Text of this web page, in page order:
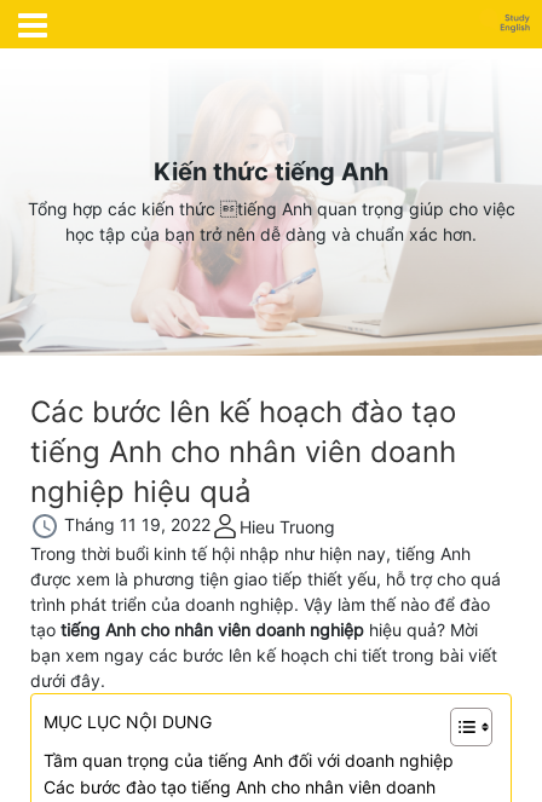
Kiến thức tiếng Anh
Tổng hợp các kiến thức tiếng Anh quan trọng giúp cho việc
học tập của bạn trở nên dễ dàng và chuẩn xác hơn.
Các bước lên kế hoạch đào tạo
tiếng Anh cho nhân viên doanh
nghiệp hiệu quả
Tháng 11 19, 2022
Hieu Truong
Trong thời buổi kinh tế hội nhập như hiện nay, tiếng Anh
được xem là phương tiện giao tiếp thiết yếu, hỗ trợ cho quá
trình phát triển của doanh nghiệp. Vậy làm thế nào để đào
tạo tiếng Anh cho nhân viên doanh nghiệp hiệu quả? Mời
bạn xem ngay các bước lên kế hoạch chi tiết trong bài viết
dưới đây.
MỤC LỤC NỘI DUNG
Tầm quan trọng của tiếng Anh đối với doanh nghiệp
Các bước đào tạo tiếng Anh cho nhân viên doanh